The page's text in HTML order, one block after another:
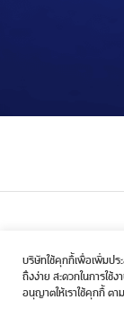
บริษัทใช้คุกกี้เพื่อเพิ่มปร
ถึงง่าย สะดวกในการใช้
อนุญาตให้เราใช้คุกกี้ ต
ใบอนุญาตเป็นผู้ประ
ใบอนุญาตก